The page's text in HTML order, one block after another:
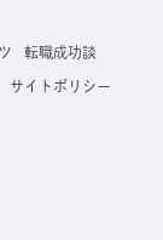
。
転職成功談
サイトポリシー